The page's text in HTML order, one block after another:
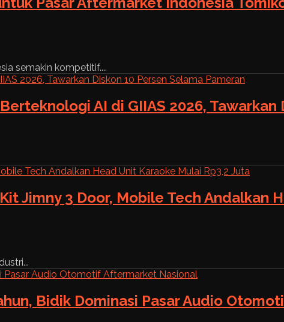
semakin kompetitif....
AI di GIIAS 2026, Tawarkan
Jimny 3 Door, Mobile Tech Andalkan
Bidik Dominasi Pasar Audio